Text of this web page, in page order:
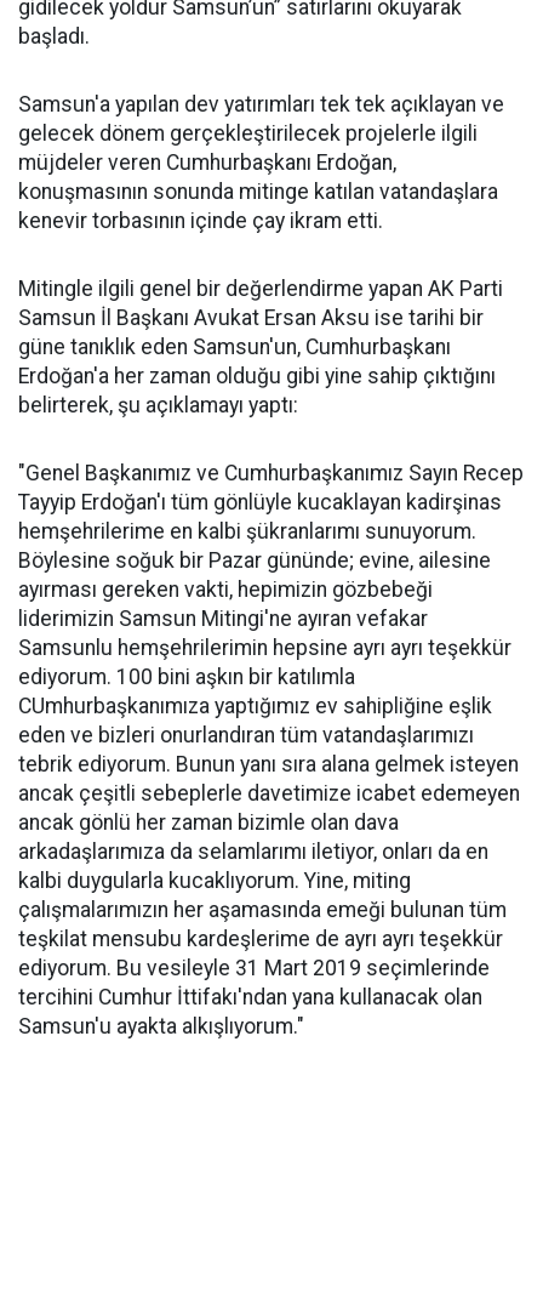
gidilecek yoldur Samsun’un” satırlarını okuyarak
başladı.
Samsun'a yapılan dev yatırımları tek tek açıklayan ve
gelecek dönem gerçekleştirilecek projelerle ilgili
müjdeler veren Cumhurbaşkanı Erdoğan,
konuşmasının sonunda mitinge katılan vatandaşlara
kenevir torbasının içinde çay ikram etti.
Mitingle ilgili genel bir değerlendirme yapan AK Parti
Samsun İl Başkanı Avukat Ersan Aksu ise tarihi bir
güne tanıklık eden Samsun'un, Cumhurbaşkanı
Erdoğan'a her zaman olduğu gibi yine sahip çıktığını
belirterek, şu açıklamayı yaptı:
"Genel Başkanımız ve Cumhurbaşkanımız Sayın Recep
Tayyip Erdoğan'ı tüm gönlüyle kucaklayan kadirşinas
hemşehrilerime en kalbi şükranlarımı sunuyorum.
Böylesine soğuk bir Pazar gününde; evine, ailesine
ayırması gereken vakti, hepimizin gözbebeği
liderimizin Samsun Mitingi'ne ayıran vefakar
Samsunlu hemşehrilerimin hepsine ayrı ayrı teşekkür
ediyorum. 100 bini aşkın bir katılımla
CUmhurbaşkanımıza yaptığımız ev sahipliğine eşlik
eden ve bizleri onurlandıran tüm vatandaşlarımızı
tebrik ediyorum. Bunun yanı sıra alana gelmek isteyen
ancak çeşitli sebeplerle davetimize icabet edemeyen
ancak gönlü her zaman bizimle olan dava
arkadaşlarımıza da selamlarımı iletiyor, onları da en
kalbi duygularla kucaklıyorum. Yine, miting
çalışmalarımızın her aşamasında emeği bulunan tüm
teşkilat mensubu kardeşlerime de ayrı ayrı teşekkür
ediyorum. Bu vesileyle 31 Mart 2019 seçimlerinde
tercihini Cumhur İttifakı'ndan yana kullanacak olan
Samsun'u ayakta alkışlıyorum."